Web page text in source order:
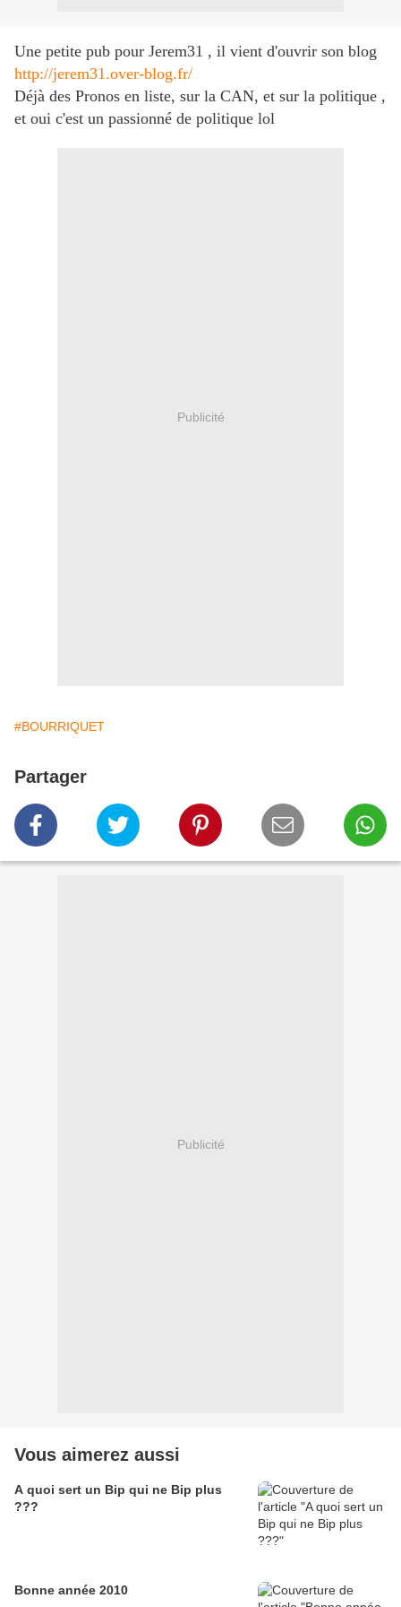
Une petite pub pour Jerem31 , il vient d'ouvrir son blog
http://jerem31.over-blog.fr/
Déjà des Pronos en liste, sur la CAN, et sur la politique ,
et oui c'est un passionné de politique lol
Publicité
#BOURRIQUET
Partager
Publicité
Vous aimerez aussi
A quoi sert un Bip qui ne Bip plus
???
Bonne année 2010